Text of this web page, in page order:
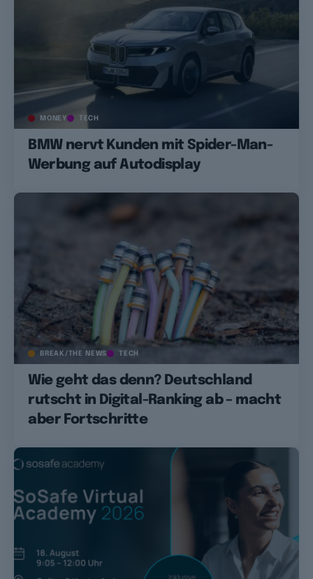
MONEY TECH
BMW nervt Kunden mit Spider-Man-
Werbung auf Autodisplay
BREAK/THE NEWS TECH
Wie geht das denn? Deutschland
rutscht in Digital-Ranking ab – macht
aber Fortschritte